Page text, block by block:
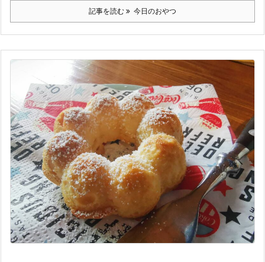
記事を読む 今日のおやつ